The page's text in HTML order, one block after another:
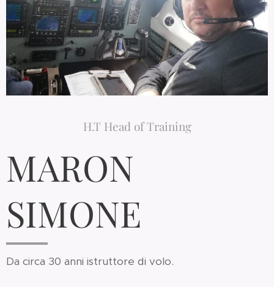
H.T Head of Training
MARON
SIMONE
Da circa 30 anni istruttore di volo.